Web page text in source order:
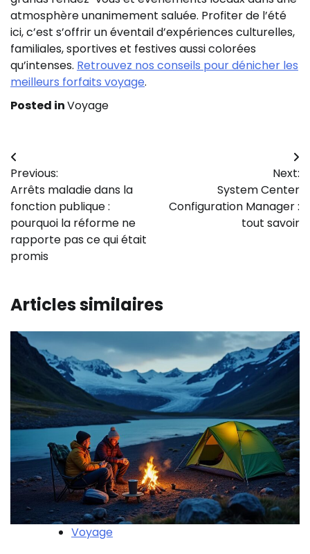
atmosphère unanimement saluée. Profiter de l’été
ici, c’est s’offrir un éventail d’expériences culturelles,
familiales, sportives et festives aussi colorées
qu’intenses. Retrouvez nos conseils pour dénicher les
meilleurs forfaits voyage.
Posted inVoyage
Navigation
de
l’article
Previous:
Arrêts maladie dans la
fonction publique :
pourquoi la réforme ne
rapporte pas ce qui était
promis
Next:
System Center
Configuration Manager :
tout savoir
Articles similaires
Voyage